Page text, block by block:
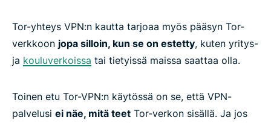
Troubleshooting and advanced Tor configurations
What people are saying about ExpressVPN
FAQs about using Tor with a VPN
Tor-yhteys VPN:n kautta tarjoaa myös pääsyn Tor-
verkkoon jopa silloin, kun se on estetty, kuten yritys-
ja kouluverkoissa tai tietyissä maissa saattaa olla.
Toinen etu Tor-VPN:n käytössä on se, että VPN-
palvelusi ei näe, mitä teet Tor-verkon sisällä. Ja jos